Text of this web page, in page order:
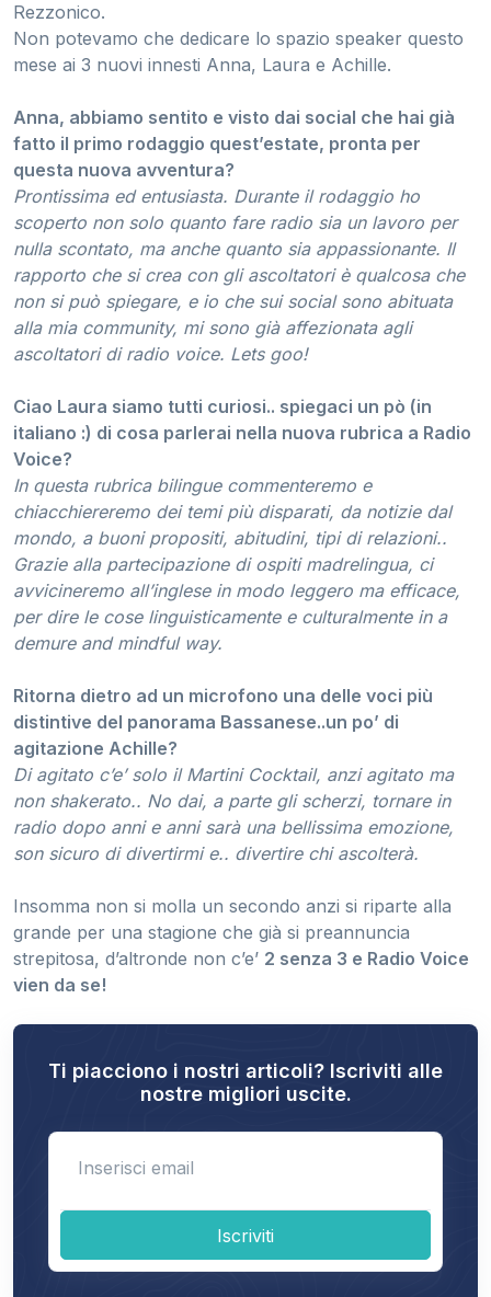
Rezzonico.
Non potevamo che dedicare lo spazio speaker questo
mese ai 3 nuovi innesti Anna, Laura e Achille.
Anna, abbiamo sentito e visto dai social che hai già
fatto il primo rodaggio quest’estate, pronta per
questa nuova avventura?
Prontissima ed entusiasta. Durante il rodaggio ho
scoperto non solo quanto fare radio sia un lavoro per
nulla scontato, ma anche quanto sia appassionante. Il
rapporto che si crea con gli ascoltatori è qualcosa che
non si può spiegare, e io che sui social sono abituata
alla mia community, mi sono già affezionata agli
ascoltatori di radio voice. Lets goo!
Ciao Laura siamo tutti curiosi.. spiegaci un pò (in
italiano :) di cosa parlerai nella nuova rubrica a Radio
Voice?
In questa rubrica bilingue commenteremo e
chiacchiereremo dei temi più disparati, da notizie dal
mondo, a buoni propositi, abitudini, tipi di relazioni..
Grazie alla partecipazione di ospiti madrelingua, ci
avvicineremo all’inglese in modo leggero ma efficace,
per dire le cose linguisticamente e culturalmente in a
demure and mindful way.
Ritorna dietro ad un microfono una delle voci più
distintive del panorama Bassanese..un po’ di
agitazione Achille?
Di agitato c’e’ solo il Martini Cocktail, anzi agitato ma
non shakerato.. No dai, a parte gli scherzi, tornare in
radio dopo anni e anni sarà una bellissima emozione,
son sicuro di divertirmi e.. divertire chi ascolterà.
Insomma non si molla un secondo anzi si riparte alla
grande per una stagione che già si preannuncia
strepitosa, d’altronde non c’e’ 2 senza 3 e Radio Voice
vien da se!
Ti piacciono i nostri articoli? Iscriviti alle
nostre migliori uscite.
Iscriviti